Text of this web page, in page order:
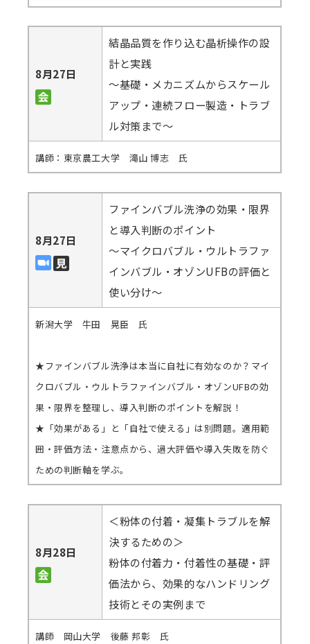
8月27日
結晶品質を作り込む晶析操作の設
計と実践
～基礎・メカニズムからスケール
アップ・連続フロー製造・トラブ
ル対策まで～
講師：東京農工大学 滝山 博志 氏
8月27日
ファインバブル洗浄の効果・限界
と導入判断のポイント
～マイクロバブル・ウルトラファ
インバブル・オゾンUFBの評価と
使い分け～
新潟大学 牛田 晃臣 氏
★ファインバブル洗浄は本当に自社に有効なのか？マイ
クロバブル・ウルトラファインバブル・オゾンUFBの効
果・限界を整理し、導入判断のポイントを解説！
★「効果がある」と「自社で使える」は別問題。適用範
囲・評価方法・注意点から、過大評価や導入失敗を防ぐ
ための判断軸を学ぶ。
8月28日
＜粉体の付着・凝集トラブルを解
決するための＞
粉体の付着力・付着性の基礎・評
価法から、効果的なハンドリング
技術とその実例まで
講師 岡山大学 後藤 邦彰 氏